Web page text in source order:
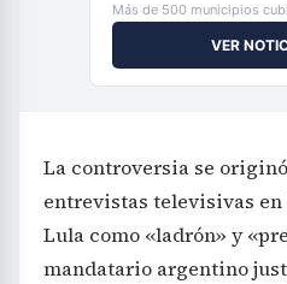
Más de 500 municipios
VER
La controversia se
entrevistas televisivas
Lula como «ladrón» y
mandatario argentino